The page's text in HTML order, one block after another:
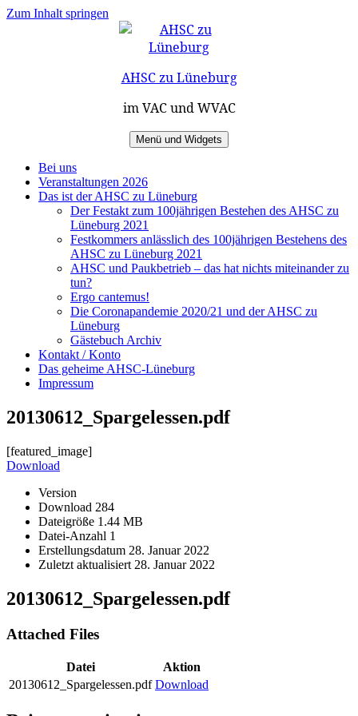
Zum Inhalt springen
AHSC zu Lüneburg
im VAC und WVAC
Menü und Widgets
Bei uns
Veranstaltungen 2026
Das ist der AHSC zu Lüneburg
Der Festakt zum 100jährigen Bestehen des AHSC zu
Lüneburg 2021
Festkommers anlässlich des 100jährigen Bestehens des
AHSC zu Lüneburg 2021
AHSC und Paukbetrieb – das hat nichts miteinander zu
tun?
Ergo cantemus!
Die Coronapandemie 2020/21 und der AHSC zu
Lüneburg
Gästebuch Archiv
Kontakt / Konto
Das geheime AHSC-Lüneburg
Impressum
20130612_Spargelessen.pdf
[featured_image]
Download
Version
Download 284
Dateigröße 1.44 MB
Datei-Anzahl 1
Erstellungsdatum 28. Januar 2022
Zuletzt aktualisiert 28. Januar 2022
20130612_Spargelessen.pdf
Attached Files
Datei
Aktion
20130612_Spargelessen.pdf Download